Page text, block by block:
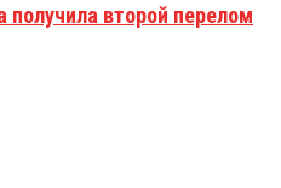
получила второй перелом